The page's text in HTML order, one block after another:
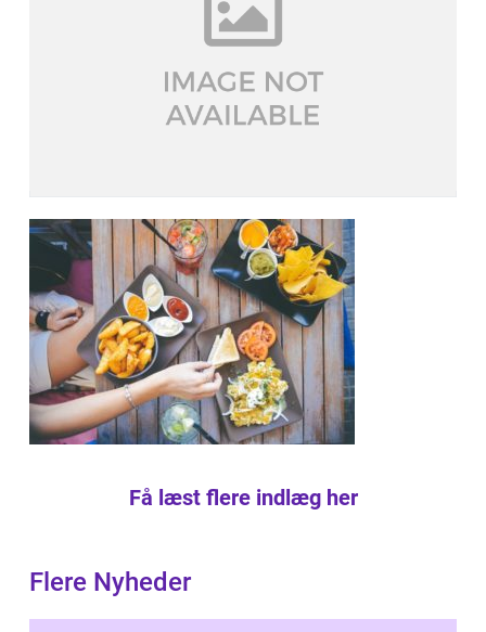
Få læst flere indlæg her
Flere Nyheder